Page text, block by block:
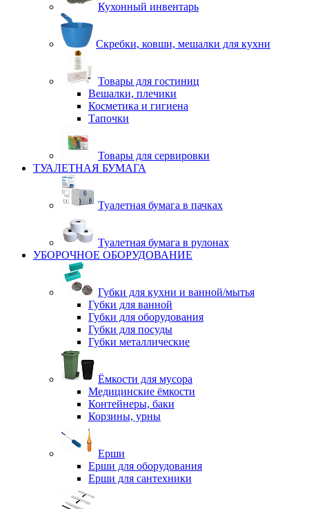
Кухонный инвентарь
Скребки, ковши, мешалки для кухни
Товары для гостиниц
Вешалки, плечики
Косметика и гигиена
Тапочки
Товары для сервировки
ТУАЛЕТНАЯ БУМАГА
Туалетная бумага в пачках
Туалетная бумага в рулонах
УБОРОЧНОЕ ОБОРУДОВАНИЕ
Губки для кухни и ванной/мытья
Губки для ванной
Губки для оборудования
Губки для посуды
Губки металлические
Ёмкости для мусора
Медицинские ёмкости
Контейнеры, баки
Корзины, урны
Ерши
Ерши для оборудования
Ерши для сантехники